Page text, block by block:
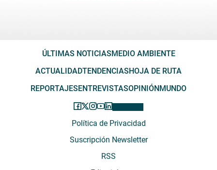
ÚLTIMAS NOTICIAS MEDIO AMBIENTE
ACTUALIDADTENDENCIAS HOJA DE RUTA
REPORTAJES ENTREVISTASOPINIÓN MUNDO
Política de Privacidad
Suscripción Newsletter
RSS